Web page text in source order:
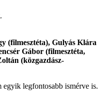
(filmesztéta), Gulyás Klára
Gábor (filmesztéta,
(közgazdász-
egyik legfontosabb ismérve is.